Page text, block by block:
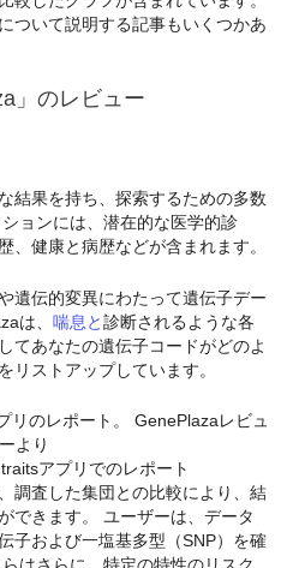
ついて説明する記事もいくつかあ
」のレビュー
結果を持ち、探索するための多数
ョンには、潜在的な医学的診
、健康と病歴などが含まれます。
遺伝的変異にわたって遺伝子デー
は、 喘息と診断されるような各
てあなたの遺伝子コードがどのよ
リストアップしています。
アプリでのレポート
調査した集団との比較により、結
できます。 ユーザーは、データ
子および一塩基多型（SNP）を確